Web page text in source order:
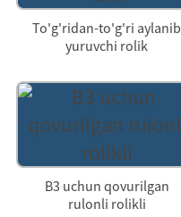
To'g'ridan-to'g'ri aylanib
yuruvchi rolik
B3 uchun qovurilgan
rulonli rolikli